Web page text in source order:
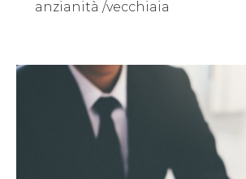
anzianità /vecchiaia